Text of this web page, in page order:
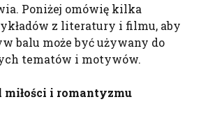
Poniżej omówię kilka
z literatury i filmu, aby
balu może być używany do
tematów i motywów.
miłości i romantyzmu